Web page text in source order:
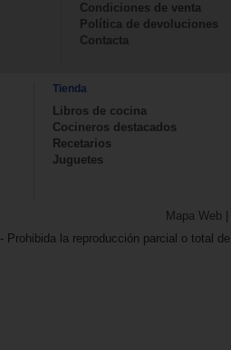
Condiciones de venta
Política de devoluciones
Contacta
Tienda
Libros de cocina
Cocineros destacados
Recetarios
Juguetes
Mapa Web
- Prohibida la reproducción parcial o total